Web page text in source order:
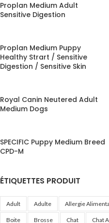
Proplan Medium Adult
Sensitive Digestion
Proplan Medium Puppy
Healthy Strart / Sensitive
Digestion / Sensitive Skin
Royal Canin Neutered Adult
Medium Dogs
SPECIFIC Puppy Medium Breed
CPD-M
ÉTIQUETTES PRODUIT
Adult Adulte Allergie
Boite Brosse Chat Chat